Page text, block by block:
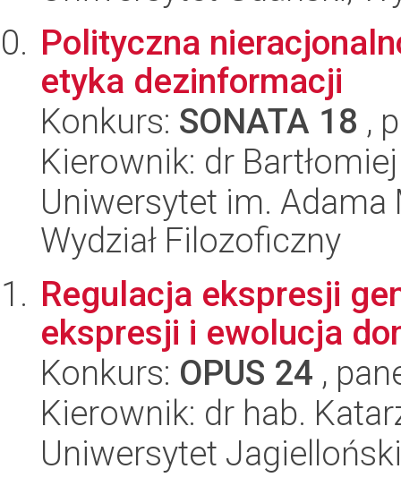
Polityczna
etyka dezinformacji
Konkurs: SONATA 18 ,
Kierownik: dr
Uniwersytet im.
Wydział Filozoficzny
Regulacja ekspresji
ekspresji i ewolucja
Konkurs: OPUS 24 ,
Kierownik: dr hab.
Uniwersytet